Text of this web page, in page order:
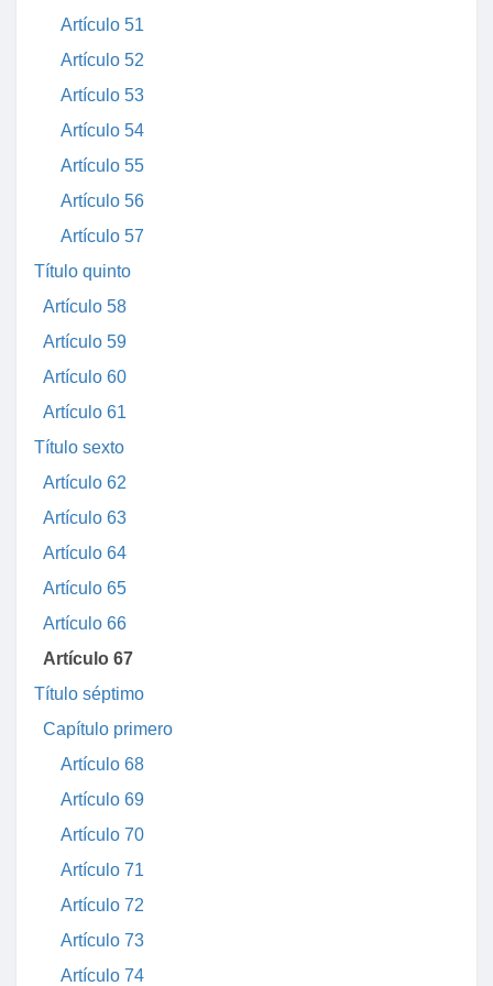
Artículo 51
Artículo 52
Artículo 53
Artículo 54
Artículo 55
Artículo 56
Artículo 57
Título quinto
Artículo 58
Artículo 59
Artículo 60
Artículo 61
Título sexto
Artículo 62
Artículo 63
Artículo 64
Artículo 65
Artículo 66
Artículo 67
Título séptimo
Capítulo primero
Artículo 68
Artículo 69
Artículo 70
Artículo 71
Artículo 72
Artículo 73
Artículo 74